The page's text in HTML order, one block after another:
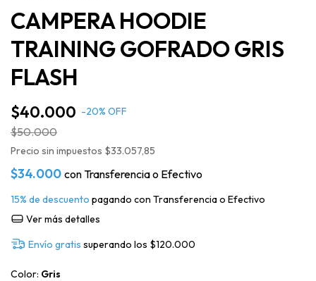
CAMPERA HOODIE
TRAINING GOFRADO GRIS
FLASH
$40.000 -20% OFF
$50.000
Precio sin impuestos $33.057,85
$34.000 conTransferencia o Efectivo
15% de descuento pagando con Transferencia o Efectivo
Ver más detalles
Envío gratis superando los $120.000
Color: Gris